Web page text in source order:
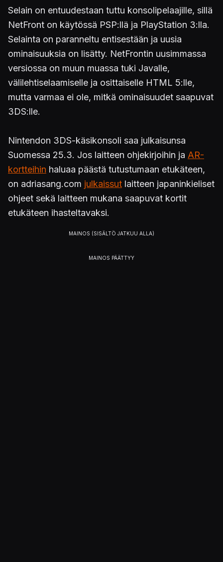
Selain on entuudestaan tuttu konsolipelaajille, sillä
NetFront on käytössä PSP:llä ja PlayStation 3:lla.
Selainta on paranneltu entisestään ja uusia
ominaisuuksia on lisätty. NetFrontin uusimmassa
versiossa on muun muassa tuki Javalle,
välilehtiselaamiselle ja osittaiselle HTML 5:lle,
mutta varmaa ei ole, mitkä ominaisuudet saapuvat
3DS:lle.
Nintendon 3DS-käsikonsoli saa julkaisunsa
Suomessa 25.3. Jos laitteen ohjekirjoihin ja AR-
kortteihin haluaa päästä tutustumaan etukäteen,
on adriasang.com julkaissut laitteen japaninkieliset
ohjeet sekä laitteen mukana saapuvat kortit
etukäteen ihasteltavaksi.